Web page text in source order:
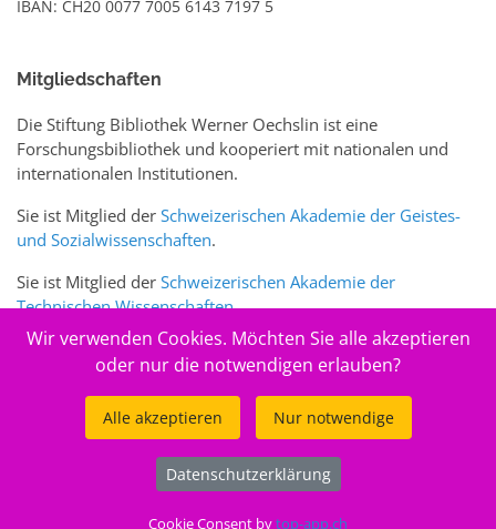
IBAN: CH20 0077 7005 6143 7197 5
Mitgliedschaften
Die Stiftung Bibliothek Werner Oechslin ist eine
Forschungsbibliothek und kooperiert mit nationalen und
internationalen Institutionen.
Sie ist Mitglied der Schweizerischen Akademie der Geistes-
und Sozialwissenschaften.
Sie ist Mitglied der Schweizerischen Akademie der
Technischen Wissenschaften.
Sie ist zudem Mitglied des Schweizer Portalswww.sciences-
Stiftung Bibliothek Werner Oechslin
Wir verwenden Cookies. Möchten Sie alle akzeptieren
oder nur die notwendigen erlauben?
Alle akzeptieren Nur notwendige
Datenschutzerklärung
Cookie Consent bytop-app.ch